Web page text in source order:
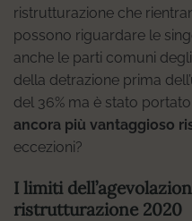
ristrutturazione che
possono riguardare le
anche le parti comuni
della detrazione prima
del 36% ma è stato
ancora più vantaggioso
eccezioni?
I limiti
ristrutturazione 2020